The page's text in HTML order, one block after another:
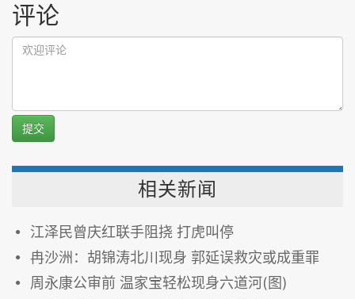
评论
提交
相关新闻
江泽民曾庆红联手阻挠 打虎叫停
冉沙洲：胡锦涛北川现身 郭延误救灾或成重罪
周永康公审前 温家宝轻松现身六道河(图)